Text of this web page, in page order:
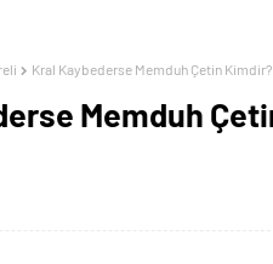
Kral Kaybederse Memduh Çetin
Memduh